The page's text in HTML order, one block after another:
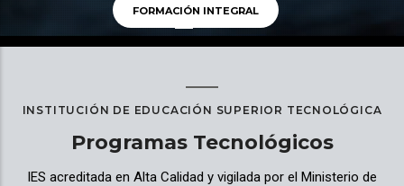
FORMACIÓN INTEGRAL
INSTITUCIÓN DE EDUCACIÓN SUPERIOR TECNOLÓGICA
Programas Tecnológicos
IES acreditada en Alta Calidad y vigilada por el Ministerio de